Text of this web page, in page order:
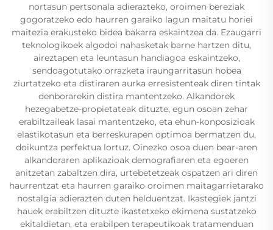
nortasun pertsonala adierazteko, oroimen bereziak
gogoratzeko edo haurren garaiko lagun maitatu horiei
maitezia erakusteko bidea bakarra eskaintzea da. Ezaugarri
teknologikoek algodoi nahasketak barne hartzen ditu,
aireztapen eta leuntasun handiagoa eskaintzeko,
sendoagotutako orrazketa iraungarritasun hobea
ziurtatzeko eta distiraren aurka erresistenteak diren tintak
denborarekin distira mantentzeko. Alkandorek
hezegabetze-propietateak dituzte, egun osoan zehar
erabiltzaileak lasai mantentzeko, eta ehun-konposizioak
elastikotasun eta berreskurapen optimoa bermatzen du,
doikuntza perfektua lortuz. Oinezko osoa duen bear-aren
alkandoraren aplikazioak demografiaren eta egoeren
anitzetan zabaltzen dira, urtebetetzeak ospatzen ari diren
haurrentzat eta haurren garaiko oroimen maitagarrietarako
nostalgia adierazten duten helduentzat. Ikastegiek jantzi
hauek erabiltzen dituzte ikastetxeko ekimena sustatzeko
ekitaldietan, eta erabilpen terapeutikoak tratamenduan